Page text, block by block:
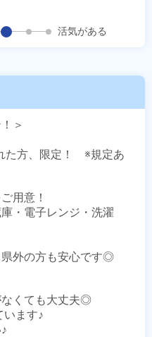
活気がある
＞
た方、限定！　※規定あ
用意！
・電子レンジ・洗濯
外の方も安心です◎
なくても大丈夫◎
います♪